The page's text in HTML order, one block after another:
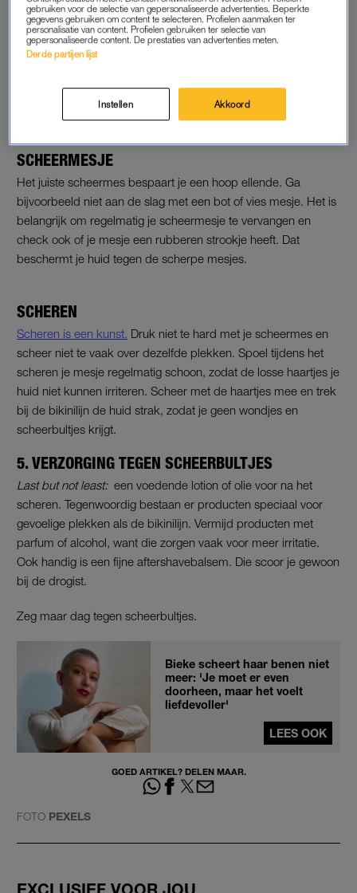
tegen scheerirritatie en zorgt er ook voor dat je huid
gehydrateerd blijft. Bij een gevoelige huid kun je het beste
kiezen voor ongeparfumeerde producten. Laat de gel voor je
het scheren makkelijker. En helpt mee tegen de strijd van
SCHEERMESJE
Het juiste scheermes bespaart je een hoop ellende. Ga
bijvoorbeeld niet aan de slag met een bot of vies mesje. Het is
belangrijk om regelmatig je scheermesje te vervangen en
check ook of je mesje een rubberen strookje heeft. Dat
beschermt je huid tegen de scherpe mesjes.
SCHEREN
Scheren is een kunst. Druk niet te hard met je scheermes en
scheer niet te vaak over dezelfde plekken. Spoel tijdens het
scheren je mesje regelmatig schoon, zodat de losse haartjes je
huid niet kunnen irriteren. Scheer met de haartjes mee en trek
bij de bikinilijn de huid strak, zodat je geen wondjes en
scheerbultjes krijgt.
5. VERZORGING TEGEN SCHEERBULTJES
Last but not least: een voedende lotion of olie voor na het
scheren. Tegenwoordig bestaan er producten speciaal voor
gevoelige plekken als de bikinilijn. Vermijd producten met
parfum of alcohol, want die zorgen vaak voor meer irritatie.
Ook handig is een fijne aftershavebalsem. Die scoor je gewoon
bij de drogist.
Zeg maar dag tegen scheerbultjes.
Bieke scheert haar benen niet
meer: 'Je moet er even
doorheen, maar het voelt
liefdevoller'
LEES OOK
GOED ARTIKEL? DELEN MAAR.
FOTO PEXELS
EXCLUSIEF VOOR JOU
gebruiken voor de selectie van gepersonaliseerde advertenties. Beperkte
gegevens gebruiken om content te selecteren. Profielen aanmaken ter
personalisatie van content. Profielen gebruiken ter selectie van
gepersonaliseerde content. De prestaties van advertenties meten.
Derde partijen lijst
Instellen Akkoord